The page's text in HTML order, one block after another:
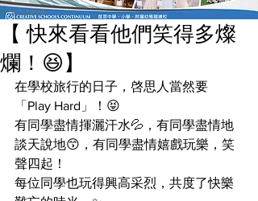
【 快來看看他們笑得多燦
爛！😆】
在學校旅行的日子，啓思人當然要
「Play Hard」！😝
有同學盡情揮灑汗水💦，有同學盡情地
談天說地😙，有同學盡情嬉戲玩樂，笑
聲四起！
每位同學也玩得興高采烈，共度了快樂